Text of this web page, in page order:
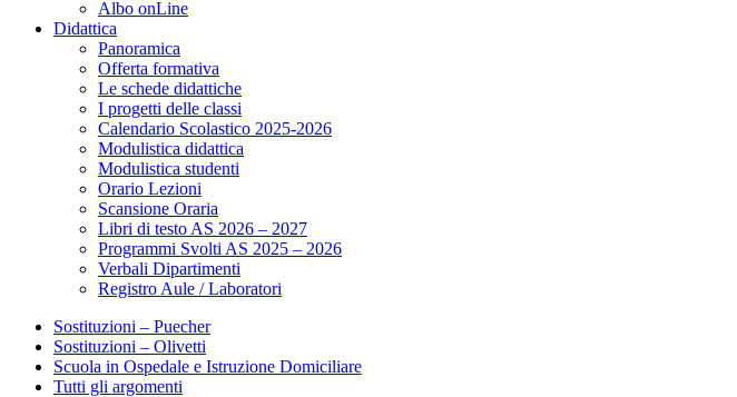
Albo onLine
Didattica
Panoramica
Offerta formativa
Le schede didattiche
I progetti delle classi
Calendario Scolastico 2025-2026
Modulistica didattica
Modulistica studenti
Orario Lezioni
Scansione Oraria
Libri di testo AS 2026 – 2027
Programmi Svolti AS 2025 – 2026
Verbali Dipartimenti
Registro Aule / Laboratori
Sostituzioni – Puecher
Sostituzioni – Olivetti
Scuola in Ospedale e Istruzione Domiciliare
Tutti gli argomenti